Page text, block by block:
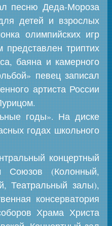
песню Деда-Мороза
детей и взрослых
олимпийских игр
триптих
баяна и камерного
певец записал
артиста России
годы». На диске
годах школьного
концертный
Союзов (Колонный,
Театральный залы),
консерватория
Храма Христа